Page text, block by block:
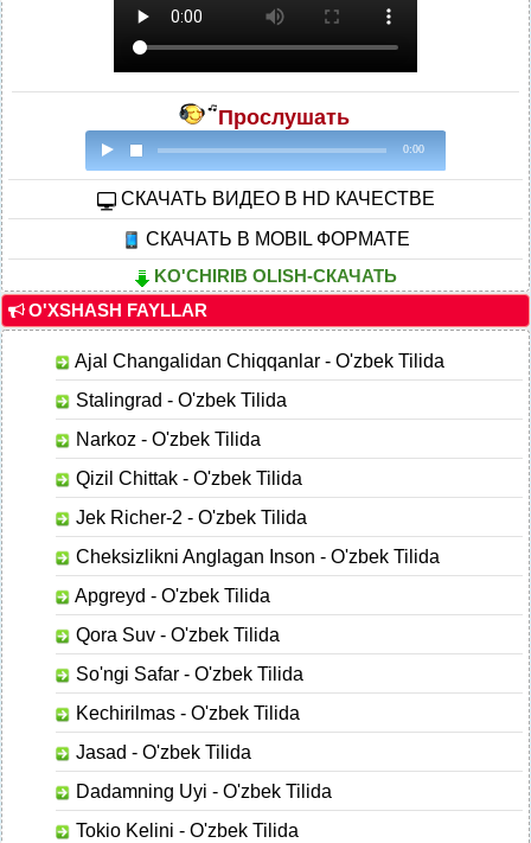
Прослушать
Файл не найден 0:00
CКАЧАТЬ ВИДЕО В HD КАЧЕСТВЕ
СКАЧАТЬ В MOBIL ФОРМАТЕ
KO'CHIRIB OLISH-СКАЧАТЬ
O'XSHASH FAYLLAR
Ajal Changalidan Chiqqanlar - O'zbek Tilida
Stalingrad - O'zbek Tilida
Narkoz - O'zbek Tilida
Qizil Chittak - O'zbek Tilida
Jek Richer-2 - O'zbek Tilida
Cheksizlikni Anglagan Inson - O'zbek Tilida
Apgreyd - O'zbek Tilida
Qora Suv - O'zbek Tilida
So'ngi Safar - O'zbek Tilida
Kechirilmas - O'zbek Tilida
Jasad - O'zbek Tilida
Dadamning Uyi - O'zbek Tilida
Tokio Kelini - O'zbek Tilida